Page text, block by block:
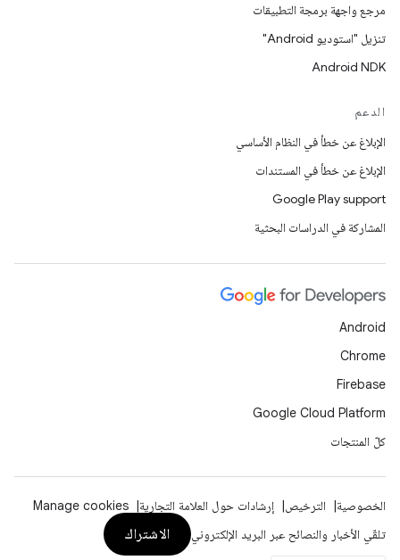
مرجع واجهة برمجة التطبيقات
تنزيل "استوديو Android"
Android NDK
الدعم
الإبلاغ عن خطأ في النظام الأساسي
الإبلاغ عن خطأ في المستندات
Google Play support
المشاركة في الدراسات البحثية
Android
Chrome
Firebase
Google Cloud Platform
كلّ المنتجات
الخصوصية الترخيص إرشادات حول العلامة التجارية
Manage cookies
تلقّي الأخبار والنصائح عبر البريد الإلكتروني
الاشتراك